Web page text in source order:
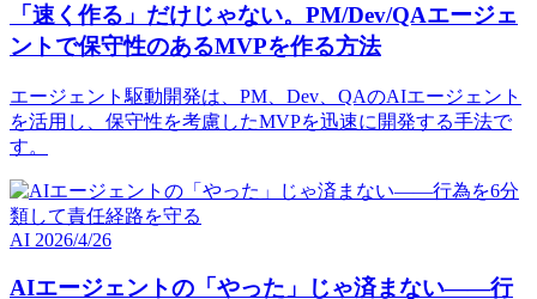
「速く作る」だけじゃない。PM/Dev/QAエージェ
ントで保守性のあるMVPを作る方法
エージェント駆動開発は、PM、Dev、QAのAIエージェント
を活用し、保守性を考慮したMVPを迅速に開発する手法で
す。
AI 2026/4/26
AIエージェントの「やった」じゃ済まない――行